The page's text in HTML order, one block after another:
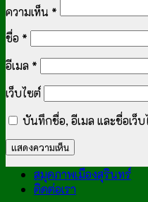
ความเห็น *
ชื่อ *
อีเมล *
เว็บไซต์
บันทึกชื่อ, อีเมล และชื่อเว็
สมุดภาพเมืองสุรินทร์
ติดต่อเรา